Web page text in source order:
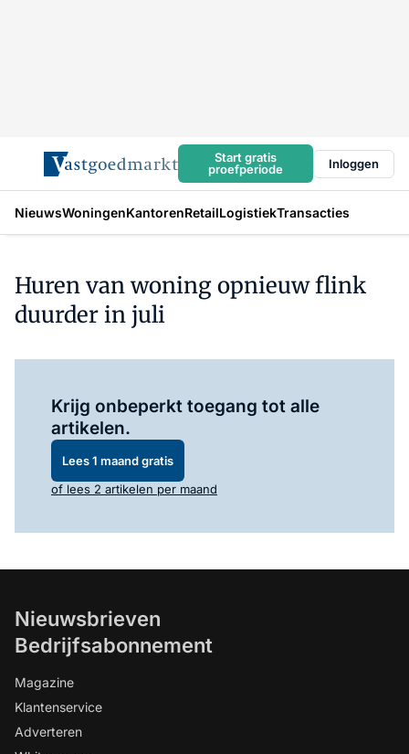
Start gratis
proefperiode
Inloggen
NieuwsWoningenKantorenRetailLogistiekTransacties
Huren van woning opnieuw flink
duurder in juli
Krijg onbeperkt toegang tot alle
artikelen.
Lees 1 maand gratis
of lees 2 artikelen per maand
Nieuwsbrieven
Bedrijfsabonnement
Magazine
Klantenservice
Adverteren